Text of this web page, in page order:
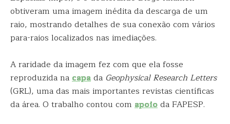
obtiveram uma imagem inédita da descarga de um
raio, mostrando detalhes de sua conexão com vários
para-raios localizados nas imediações.
A raridade da imagem fez com que ela fosse
reproduzida nacapada Geophysical Research Letters
(GRL), uma das mais importantes revistas científicas
da área. O trabalho contou com apoioda FAPESP.